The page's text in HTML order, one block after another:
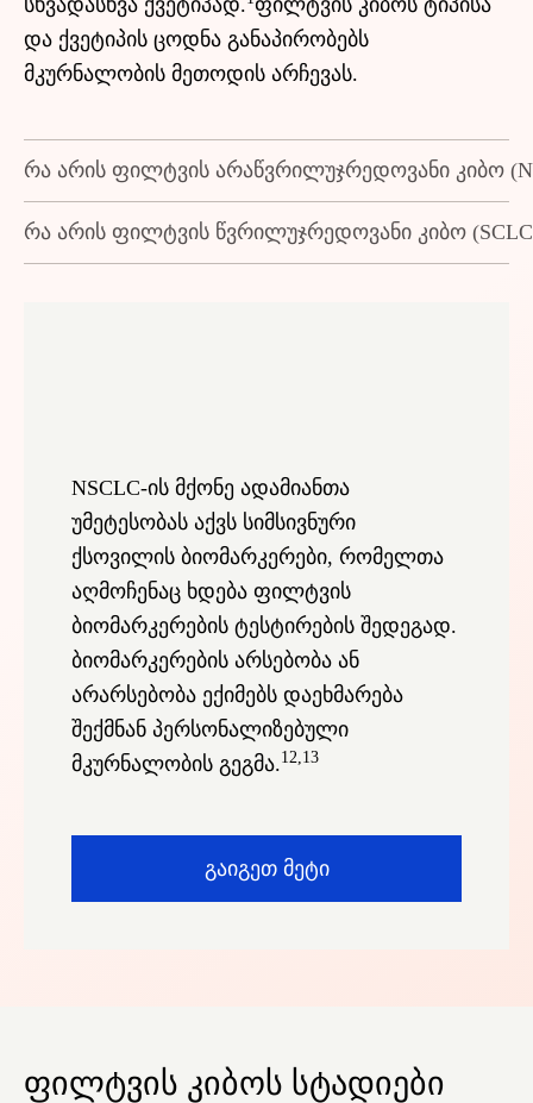
სხვადასხვა ქვეტიპად. ფილტვის კიბოს ტიპისა
და ქვეტიპის ცოდნა განაპირობებს
მკურნალობის მეთოდის არჩევას.
რა არის ფილტვის არაწვრილუჯრედოვანი კიბო
რა არის ფილტვის წვრილუჯრედოვანი კიბო
NSCLC-ის მქონე ადამიანთა
უმეტესობას აქვს სიმსივნური
ქსოვილის ბიომარკერები, რომელთა
აღმოჩენაც ხდება ფილტვის
ბიომარკერების ტესტირების შედეგად.
ბიომარკერების არსებობა ან
არარსებობა ექიმებს დაეხმარება
შექმნან პერსონალიზებული
მკურნალობის გეგმა.12,13
გაიგეთ მეტი
ფილტვის კიბოს სტადიები